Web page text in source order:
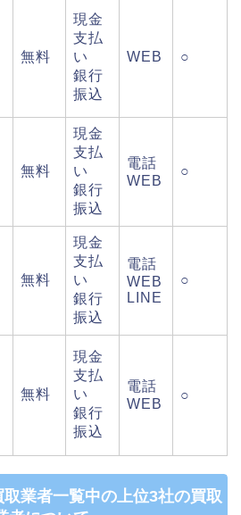
無料
現金
支払
い
銀行
振込
WEB ○
無料
現金
支払
い
銀行
振込
電話
WEB
○
無料
現金
支払
い
銀行
振込
電話
WEB
LINE
○
無料
現金
支払
い
銀行
振込
電話
WEB
○
業者一覧中の上位3社の買取